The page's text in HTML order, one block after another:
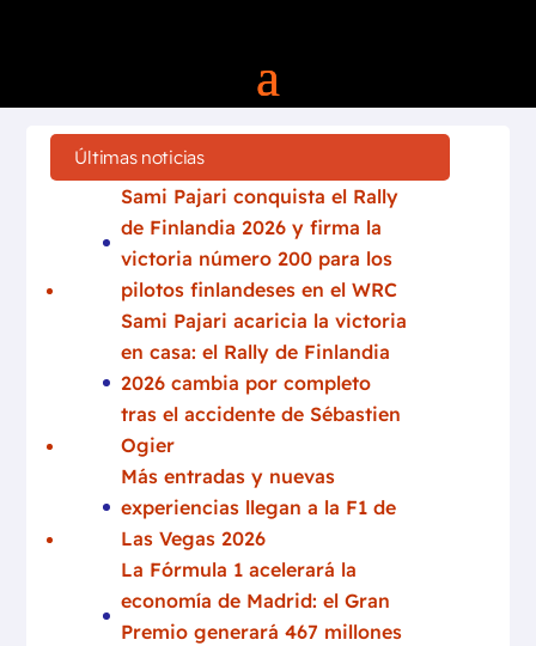
Últimas noticias
Sami Pajari conquista el Rally
de Finlandia 2026 y firma la
victoria número 200 para los
pilotos finlandeses en el WRC
Sami Pajari acaricia la victoria
en casa: el Rally de Finlandia
2026 cambia por completo
tras el accidente de Sébastien
Ogier
Más entradas y nuevas
experiencias llegan a la F1 de
Las Vegas 2026
La Fórmula 1 acelerará la
economía de Madrid: el Gran
Premio generará 467 millones